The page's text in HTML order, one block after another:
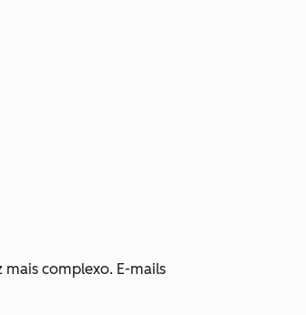
mais complexo. E-mails